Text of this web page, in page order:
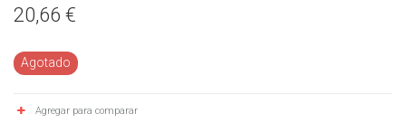
20,66 €
Agotado
Agregar para comparar